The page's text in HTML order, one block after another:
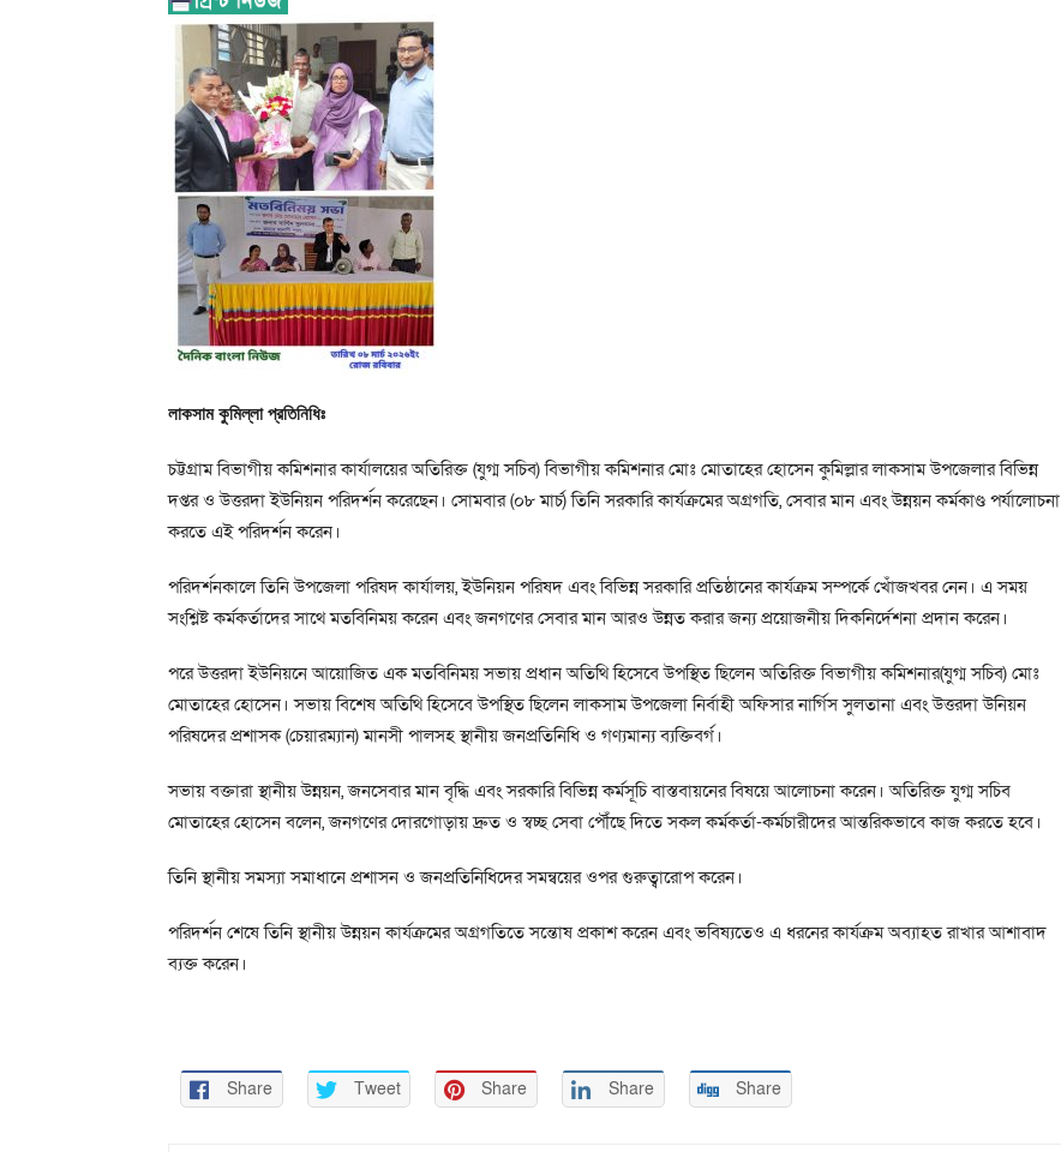
লাকসাম কুমিল্লা প্রতিনিধিঃ
চট্টগ্রাম বিভাগীয় কমিশনার কার্যালয়ের অতিরিক্ত (যুগ্ম সচিব) বিভাগীয় কমিশনার মোঃ মোতাহের হোসেন কুমিল্লার লাকসাম উপজেলার বিভিন্ন
দপ্তর ও উত্তরদা ইউনিয়ন পরিদর্শন করেছেন। সোমবার (০৮ মার্চ) তিনি সরকারি কার্যক্রমের অগ্রগতি, সেবার মান এবং উন্নয়ন কর্মকাণ্ড পর্যালোচনা
করতে এই পরিদর্শন করেন।
পরিদর্শনকালে তিনি উপজেলা পরিষদ কার্যালয়, ইউনিয়ন পরিষদ এবং বিভিন্ন সরকারি প্রতিষ্ঠানের কার্যক্রম সম্পর্কে খোঁজখবর নেন। এ সময়
সংশ্লিষ্ট কর্মকর্তাদের সাথে মতবিনিময় করেন এবং জনগণের সেবার মান আরও উন্নত করার জন্য প্রয়োজনীয় দিকনির্দেশনা প্রদান করেন।
পরে উত্তরদা ইউনিয়নে আয়োজিত এক মতবিনিময় সভায় প্রধান অতিথি হিসেবে উপস্থিত ছিলেন অতিরিক্ত বিভাগীয় কমিশনার(যুগ্ম সচিব) মোঃ
মোতাহের হোসেন। সভায় বিশেষ অতিথি হিসেবে উপস্থিত ছিলেন লাকসাম উপজেলা নির্বাহী অফিসার নার্গিস সুলতানা এবং উত্তরদা উনিয়ন
পরিষদের প্রশাসক (চেয়ারম্যান) মানসী পালসহ স্থানীয় জনপ্রতিনিধি ও গণ্যমান্য ব্যক্তিবর্গ।
সভায় বক্তারা স্থানীয় উন্নয়ন, জনসেবার মান বৃদ্ধি এবং সরকারি বিভিন্ন কর্মসূচি বাস্তবায়নের বিষয়ে আলোচনা করেন। অতিরিক্ত যুগ্ম সচিব
মোতাহের হোসেন বলেন, জনগণের দোরগোড়ায় দ্রুত ও স্বচ্ছ সেবা পৌঁছে দিতে সকল কর্মকর্তা-কর্মচারীদের আন্তরিকভাবে কাজ করতে হবে।
তিনি স্থানীয় সমস্যা সমাধানে প্রশাসন ও জনপ্রতিনিধিদের সমন্বয়ের ওপর গুরুত্বারোপ করেন।
পরিদর্শন শেষে তিনি স্থানীয় উন্নয়ন কার্যক্রমের অগ্রগতিতে সন্তোষ প্রকাশ করেন এবং ভবিষ্যতেও এ ধরনের কার্যক্রম অব্যাহত রাখার আশাবাদ
ব্যক্ত করেন।
Share Tweet Share Share Share